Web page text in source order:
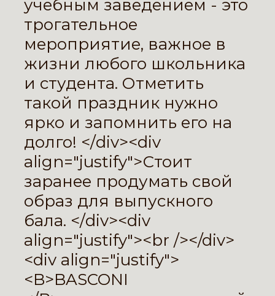
учебным заведением - это
трогательное
мероприятие, важное в
жизни любого школьника
и студента. Отметить
такой праздник нужно
ярко и запомнить его на
долго! </div><div
align="justify">Стоит
заранее продумать свой
образ для выпускного
бала. </div><div
align="justify"><br /></div>
<div align="justify">
<B>BASCONI